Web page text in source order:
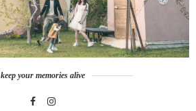
keep your memories alive